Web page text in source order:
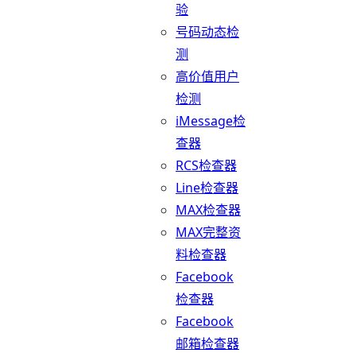
验
号码动态检
测
高价值用户
检测
iMessage检
查器
RCS检查器
Line检查器
MAX检查器
MAX完整资
料检查器
Facebook
检查器
Facebook
邮箱检查器